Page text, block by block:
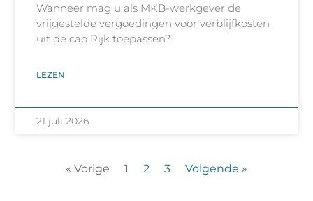
Wanneer mag u als MKB-werkgever de
vrijgestelde vergoedingen voor verblijfkosten
uit de cao Rijk toepassen?
LEZEN
21 juli 2026
« Vorige 1 2 3 Volgende »